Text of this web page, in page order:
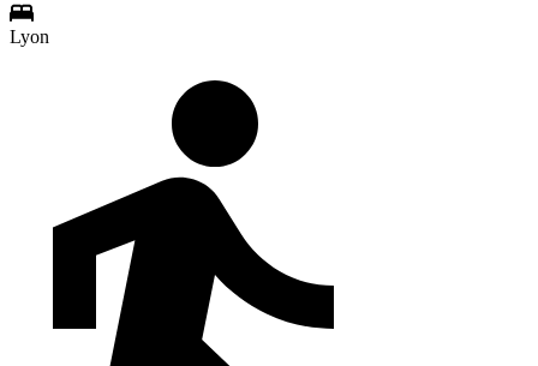
Lyon